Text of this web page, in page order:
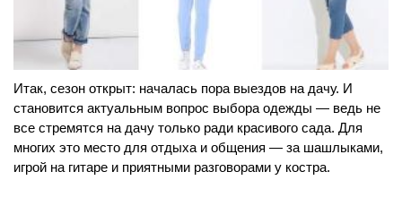
Итак, сезон открыт: началась пора выездов на дачу. И
становится актуальным вопрос выбора одежды — ведь не
все стремятся на дачу только ради красивого сада. Для
многих это место для отдыха и общения — за шашлыками,
игрой на гитаре и приятными разговорами у костра.